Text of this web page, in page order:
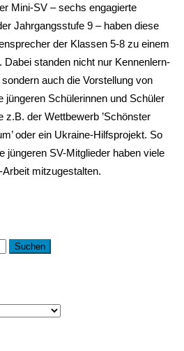
Mini-SV – sechs engagierte
Jahrgangsstufe 9 – haben diese
der Klassen 5-8 zu einem
Dabei standen nicht nur Kennenlern-
auch die Vorstellung von
jüngeren Schülerinnen und Schüler
z.B. der Wettbewerb ’Schönster
oder ein Ukraine-Hilfsprojekt. So
jüngeren SV-Mitglieder haben viele
mitzugestalten.